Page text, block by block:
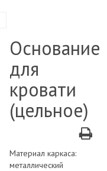
Основание
для
кровати
(цельное)
Материал каркаса:
металлический